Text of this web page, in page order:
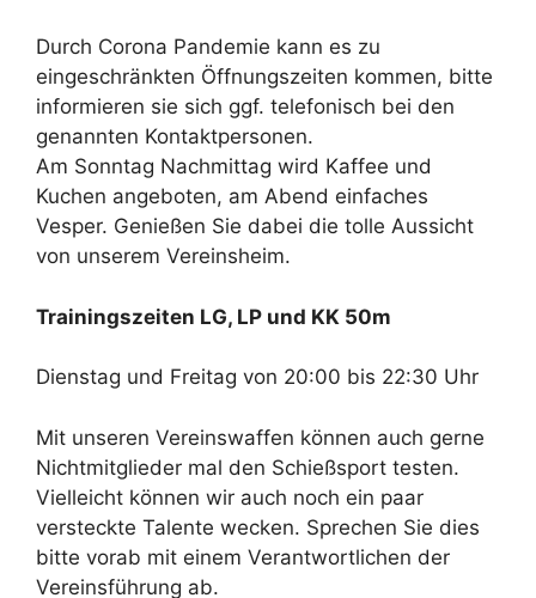
Durch Corona Pandemie kann es zu
eingeschränkten Öffnungszeiten kommen, bitte
informieren sie sich ggf. telefonisch bei den
genannten Kontaktpersonen.
Am Sonntag Nachmittag wird Kaffee und
Kuchen angeboten, am Abend einfaches
Vesper. Genießen Sie dabei die tolle Aussicht
von unserem Vereinsheim.
Trainingszeiten LG, LP und KK 50m
Dienstag und Freitag von 20:00 bis 22:30 Uhr
Mit unseren Vereinswaffen können auch gerne
Nichtmitglieder mal den Schießsport testen.
Vielleicht können wir auch noch ein paar
versteckte Talente wecken. Sprechen Sie dies
bitte vorab mit einem Verantwortlichen der
Vereinsführung ab.